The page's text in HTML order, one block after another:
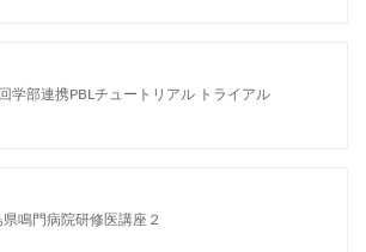
学部連携PBLチュートリアル トライアル
県鳴門病院研修医講座２